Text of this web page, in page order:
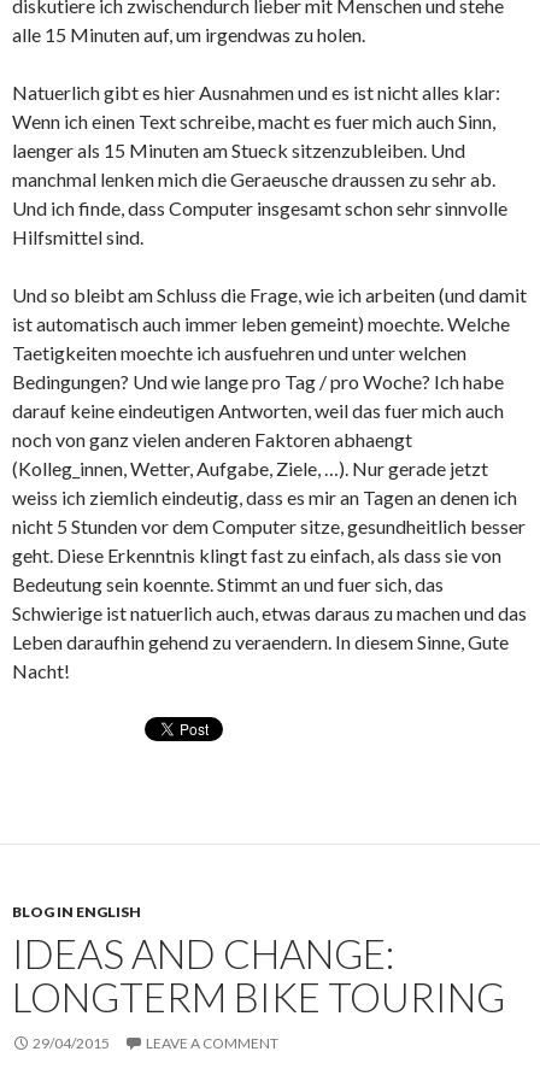
diskutiere ich zwischendurch lieber mit Menschen und stehe
alle 15 Minuten auf, um irgendwas zu holen.
Natuerlich gibt es hier Ausnahmen und es ist nicht alles klar:
Wenn ich einen Text schreibe, macht es fuer mich auch Sinn,
laenger als 15 Minuten am Stueck sitzenzubleiben. Und
manchmal lenken mich die Geraeusche draussen zu sehr ab.
Und ich finde, dass Computer insgesamt schon sehr sinnvolle
Hilfsmittel sind.
Und so bleibt am Schluss die Frage, wie ich arbeiten (und damit
ist automatisch auch immer leben gemeint) moechte. Welche
Taetigkeiten moechte ich ausfuehren und unter welchen
Bedingungen? Und wie lange pro Tag / pro Woche? Ich habe
darauf keine eindeutigen Antworten, weil das fuer mich auch
noch von ganz vielen anderen Faktoren abhaengt
(Kolleg_innen, Wetter, Aufgabe, Ziele, …). Nur gerade jetzt
weiss ich ziemlich eindeutig, dass es mir an Tagen an denen ich
nicht 5 Stunden vor dem Computer sitze, gesundheitlich besser
geht. Diese Erkenntnis klingt fast zu einfach, als dass sie von
Bedeutung sein koennte. Stimmt an und fuer sich, das
Schwierige ist natuerlich auch, etwas daraus zu machen und das
Leben daraufhin gehend zu veraendern. In diesem Sinne, Gute
Nacht!
BLOG IN ENGLISH
IDEAS AND CHANGE:
LONGTERM BIKE TOURING
29/04/2015 LEAVE A COMMENT